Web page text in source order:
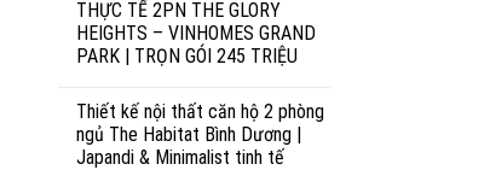
THỰC TẾ 2PN THE GLORY
HEIGHTS – VINHOMES GRAND
PARK | TRỌN GÓI 245 TRIỆU
Thiết kế nội thất căn hộ 2 phòng
ngủ The Habitat Bình Dương |
Japandi & Minimalist tinh tế